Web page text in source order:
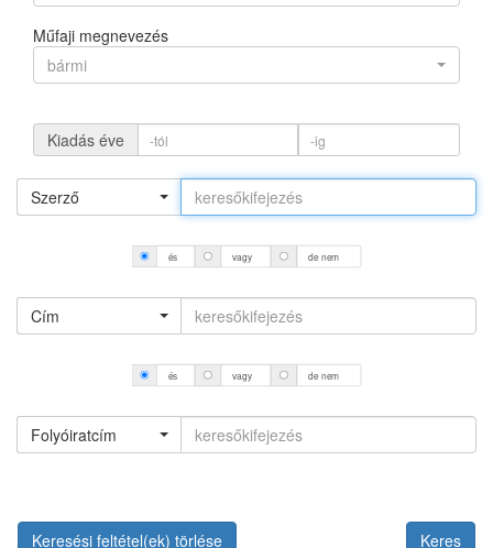
Műfaji megnevezés
bármi
Kiadás éve
Szerző
és vagy de nem
Cím
és vagy de nem
Folyóiratcím
Keresési feltétel(ek) törlése